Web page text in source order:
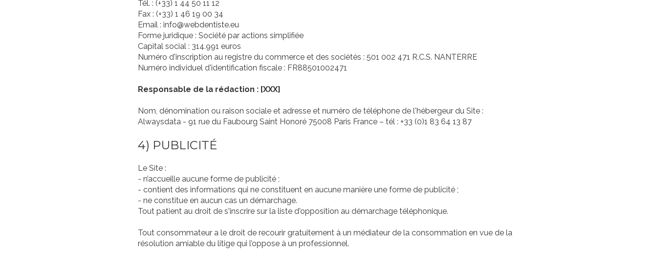
Tél. : (+33) 1 44 50 11 12
Fax : (+33) 1 46 19 00 34
Email : info@webdentiste.eu
Forme juridique : Société par actions simplifiée
Capital social : 314.991 euros
Numéro d'inscription au registre du commerce et des sociétés : 501 002 471 R.C.S. NANTERRE
Numéro individuel d'identification fiscale : FR88501002471
Responsable de la rédaction : [XXX]
Nom, dénomination ou raison sociale et adresse et numéro de téléphone de l'hébergeur du Site :
Alwaysdata - 91 rue du Faubourg Saint Honoré 75008 Paris France – tél : +33 (0)1 83 64 13 87
4) PUBLICITÉ
Le Site :
- n’accueille aucune forme de publicité ;
- contient des informations qui ne constituent en aucune manière une forme de publicité ;
- ne constitue en aucun cas un démarchage.
Tout patient au droit de s'inscrire sur la liste d'opposition au démarchage téléphonique.
Tout consommateur a le droit de recourir gratuitement à un médiateur de la consommation en vue de la
résolution amiable du litige qui l’oppose à un professionnel.